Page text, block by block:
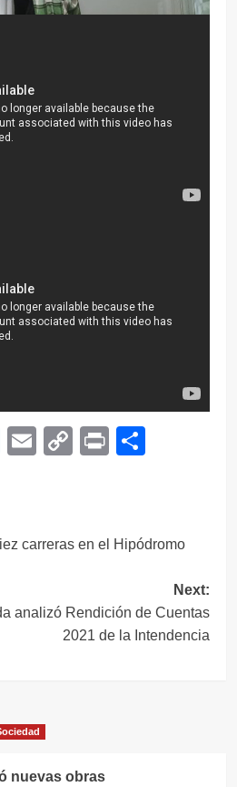
Telegram
EmailCopy
Print
carreras en el Hipódromo
Next:
analizó Rendición de Cuentas
2021 de la Intendencia
nuevas obras